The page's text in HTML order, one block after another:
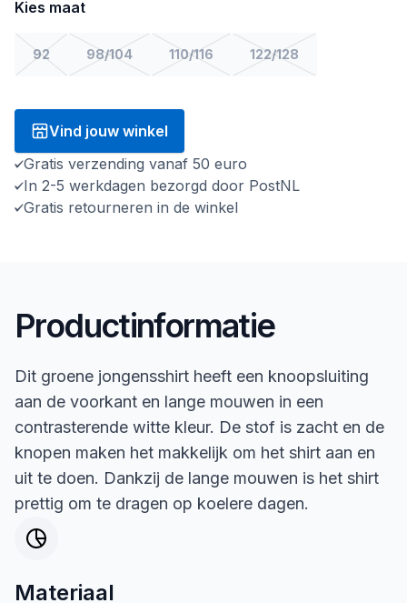
Kies maat
92 98/104 110/116 122/128
Vind jouw winkel
Gratis verzending vanaf 50 euro
In 2-5 werkdagen bezorgd door PostNL
Gratis retourneren in de winkel
Productinformatie
Dit groene jongensshirt heeft een knoopsluiting
aan de voorkant en lange mouwen in een
contrasterende witte kleur. De stof is zacht en de
knopen maken het makkelijk om het shirt aan en
uit te doen. Dankzij de lange mouwen is het shirt
prettig om te dragen op koelere dagen.
Materiaal